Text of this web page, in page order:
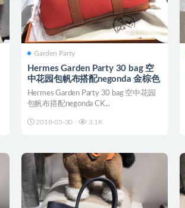
Garden Party
Hermes Garden Party 30 bag 空
中花园包帆布搭配negonda 金棕色
Hermes Garden Party 30 bag 空中花园
包帆布搭配negonda CK...
2018-05-30 3.1K